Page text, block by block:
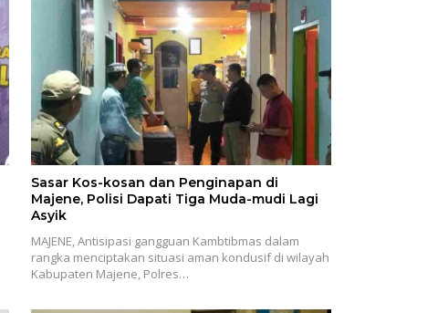
Sasar Kos-kosan dan Penginapan di
Majene, Polisi Dapati Tiga Muda-mudi Lagi
Asyik
MAJENE, Antisipasi gangguan Kambtibmas dalam
rangka menciptakan situasi aman kondusif di wilayah
Kabupaten Majene, Polres…